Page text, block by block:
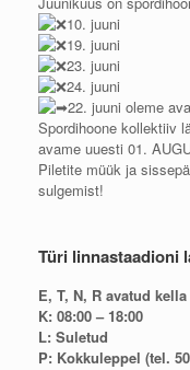
10. juuni
19. juuni
23. juuni
24. juuni
22. juuni oleme
Spordihoone kollektiiv
avame uuesti 01.
Piletite müük ja
sulgemist!
Türi linnastaadioni
E, T, N, R avatud kella
K: 08:00 – 18:00
L: Suletud
P: Kokkuleppel (tel.